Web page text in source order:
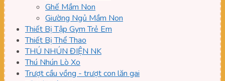
Ghế Mầm Non
Giường Ngủ Mầm Non
Thiết Bị Tập Gym Trẻ Em
Thiết Bị Thể Thao
THÚ NHÚN ĐIỆN NK
Thú Nhún Lò Xo
Trượt cầu vồng - trượt con lăn gai